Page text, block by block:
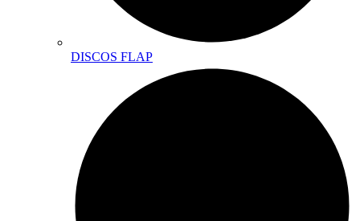
DISCOS FLAP